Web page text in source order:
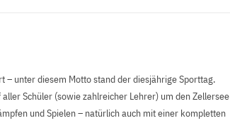
– unter diesem Motto stand der diesjährige Sporttag.
Schüler (sowie zahlreicher Lehrer) um den Zellersee
und Spielen – natürlich auch mit einer kompletten